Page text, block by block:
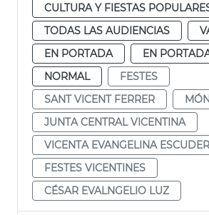
CULTURA Y FIESTAS
TODAS LAS AUDIENCIAS
EN PORTADA
EN
NORMAL
FESTES
SANT VICENT FERRER
JUNTA CENTRAL VICENTINA
VICENTA EVANGELINA
FESTES VICENTINES
CÉSAR EVALNGELIO LUZ